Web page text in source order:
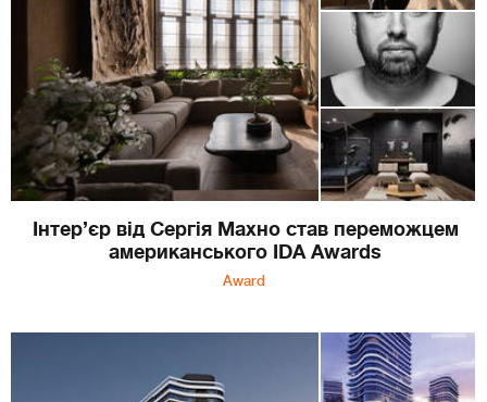
Інтер’єр від Сергія Махно став переможцем
американського IDA Awards
Award